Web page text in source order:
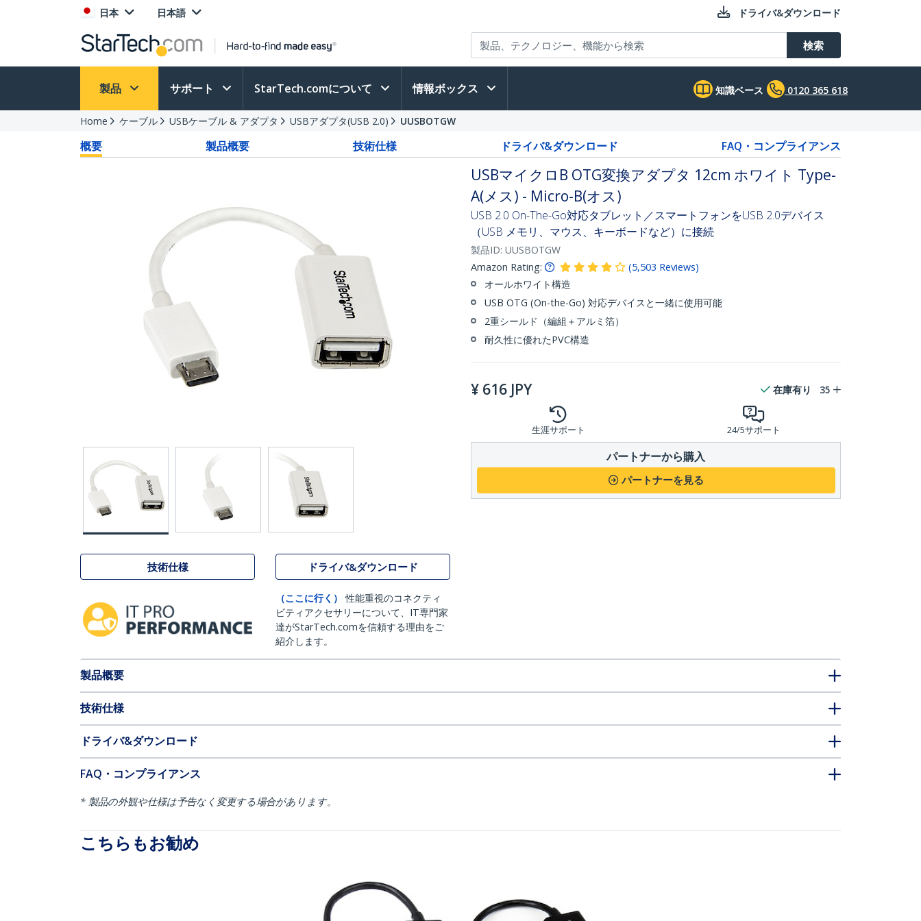
日本 日本語 ドライバ&ダウンロード
検索
製品 サポート StarTech.comについて 情報ボックス 知識ベース 0120 365 618
Home ケーブル USBケーブル & アダプタ USBアダプタ(USB 2.0) UUSBOTGW
概要 製品概要 技術仕様 ドライバ&ダウンロード FAQ・コンプライアンス
技術仕様 ドライバ&ダウンロード
（ここに行く）
性能重視のコネクティ
ビティアクセサリーについて、IT専門家
達がStarTech.comを信頼する理由をご
紹介します。
USBマイクロB OTG変換アダプタ 12cm ホワイト Type-
A(メス) - Micro-B(オス)
USB 2.0 On-The-Go対応タブレット／スマートフォンをUSB 2.0デバイス
（USB メモリ、マウス、キーボードなど）に接続
製品ID: UUSBOTGW
Amazon Rating:
(5,503 Reviews)
オールホワイト構造
USB OTG (On-the-Go) 対応デバイスと一緒に使用可能
2重シールド（編組＋アルミ箔）
耐久性に優れたPVC構造
¥ 616 JPY 在庫有り 35
生涯サポート 24/5サポート
パートナーから購入
パートナーを見る
製品概要
技術仕様
ドライバ&ダウンロード
FAQ・コンプライアンス
* 製品の外観や仕様は予告なく変更する場合があります。
こちらもお勧め